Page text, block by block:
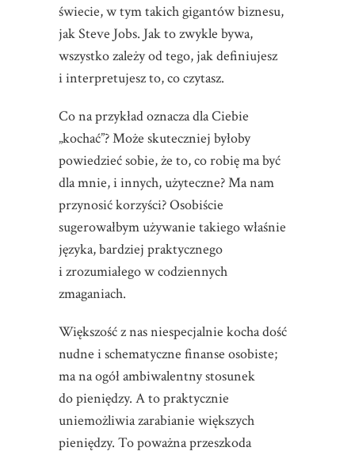
świecie, w tym takich gigantów biznesu,
jak Steve Jobs. Jak to zwykle bywa,
wszystko zależy od tego, jak definiujesz
i interpretujesz to, co czytasz.
Co na przykład oznacza dla Ciebie
„kochać”? Może skuteczniej byłoby
powiedzieć sobie, że to, co robię ma być
dla mnie, i innych, użyteczne? Ma nam
przynosić korzyści? Osobiście
sugerowałbym używanie takiego właśnie
języka, bardziej praktycznego
i zrozumiałego w codziennych
zmaganiach.
Większość z nas niespecjalnie kocha dość
nudne i schematyczne finanse osobiste;
ma na ogół ambiwalentny stosunek
do pieniędzy. A to praktycznie
uniemożliwia zarabianie większych
pieniędzy. To poważna przeszkoda